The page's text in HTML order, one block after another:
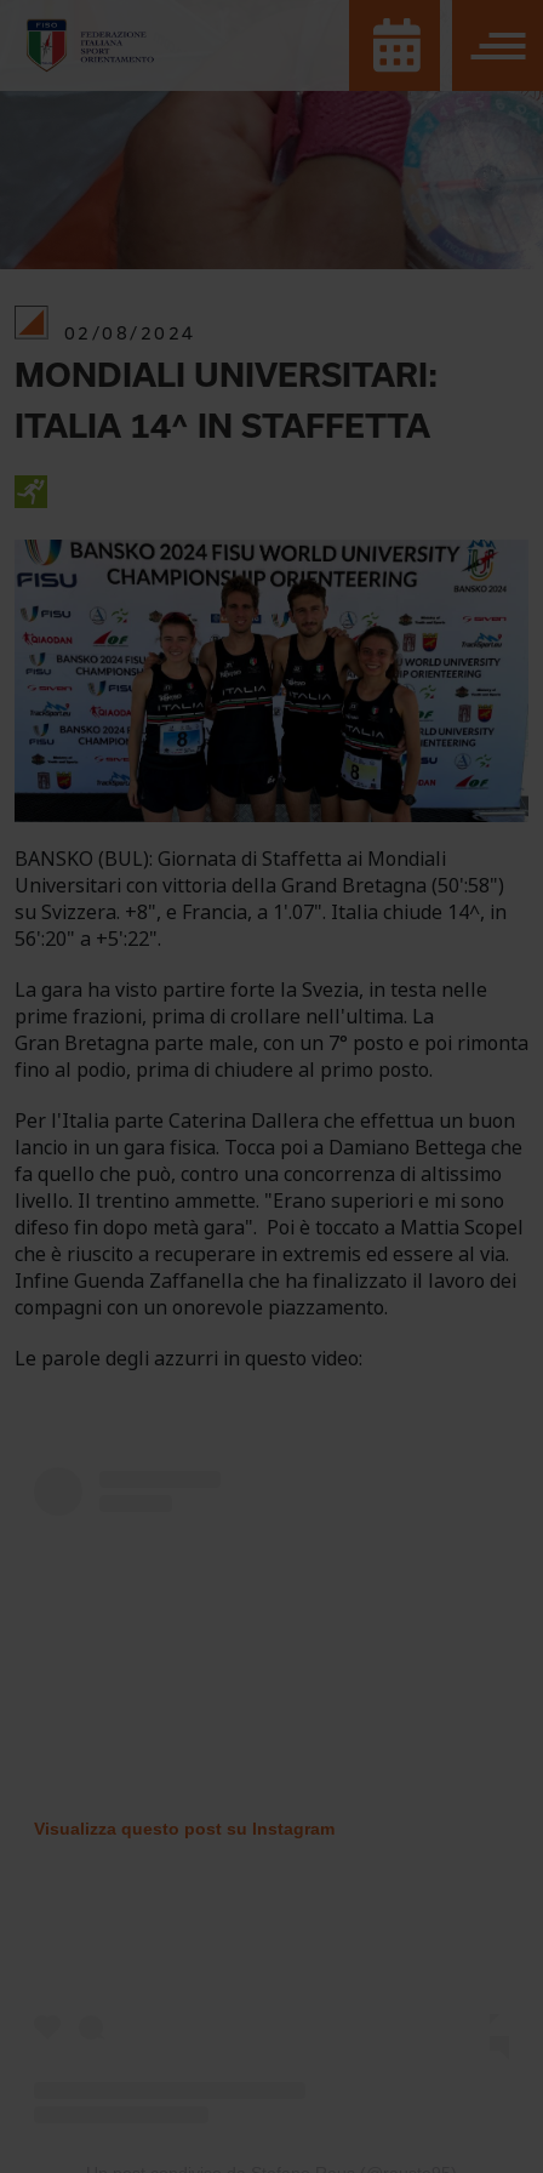
02/08/2024
MONDIALI UNIVERSITARI:
ITALIA 14^ IN STAFFETTA
BANSKO (BUL): Giornata di Staffetta ai Mondiali
Universitari con vittoria della Grand Bretagna (50':58")
su Svizzera. +8", e Francia, a 1'.07". Italia chiude 14^, in
56':20" a +5':22".
La gara ha visto partire forte la Svezia, in testa nelle
prime frazioni, prima di crollare nell'ultima. La
Gran Bretagna parte male, con un 7° posto e poi rimonta
fino al podio, prima di chiudere al primo posto.
Per l'Italia parte Caterina Dallera che effettua un buon
lancio in un gara fisica. Tocca poi a Damiano Bettega che
fa quello che può, contro una concorrenza di altissimo
livello. Il trentino ammette. "Erano superiori e mi sono
difeso fin dopo metà gara". Poi è toccato a Mattia Scopel
che è riuscito a recuperare in extremis ed essere al via.
Infine Guenda Zaffanella che ha finalizzato il lavoro dei
compagni con un onorevole piazzamento.
Le parole degli azzurri in questo video:
Visualizza questo post su Instagram